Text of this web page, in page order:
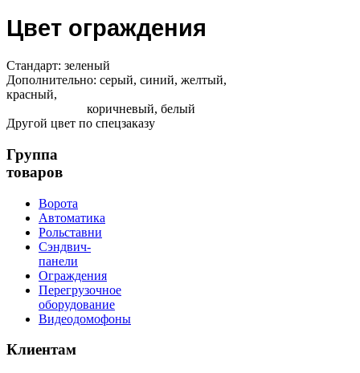
Цвет ограждения
Стандарт: зеленый
Дополнительно: серый, синий, желтый,
красный,
коричневый, белый
Другой цвет по спецзаказу
Группа
товаров
Ворота
Автоматика
Рольставни
Сэндвич-
панели
Ограждения
Перегрузочное
оборудование
Видеодомофоны
Клиентам